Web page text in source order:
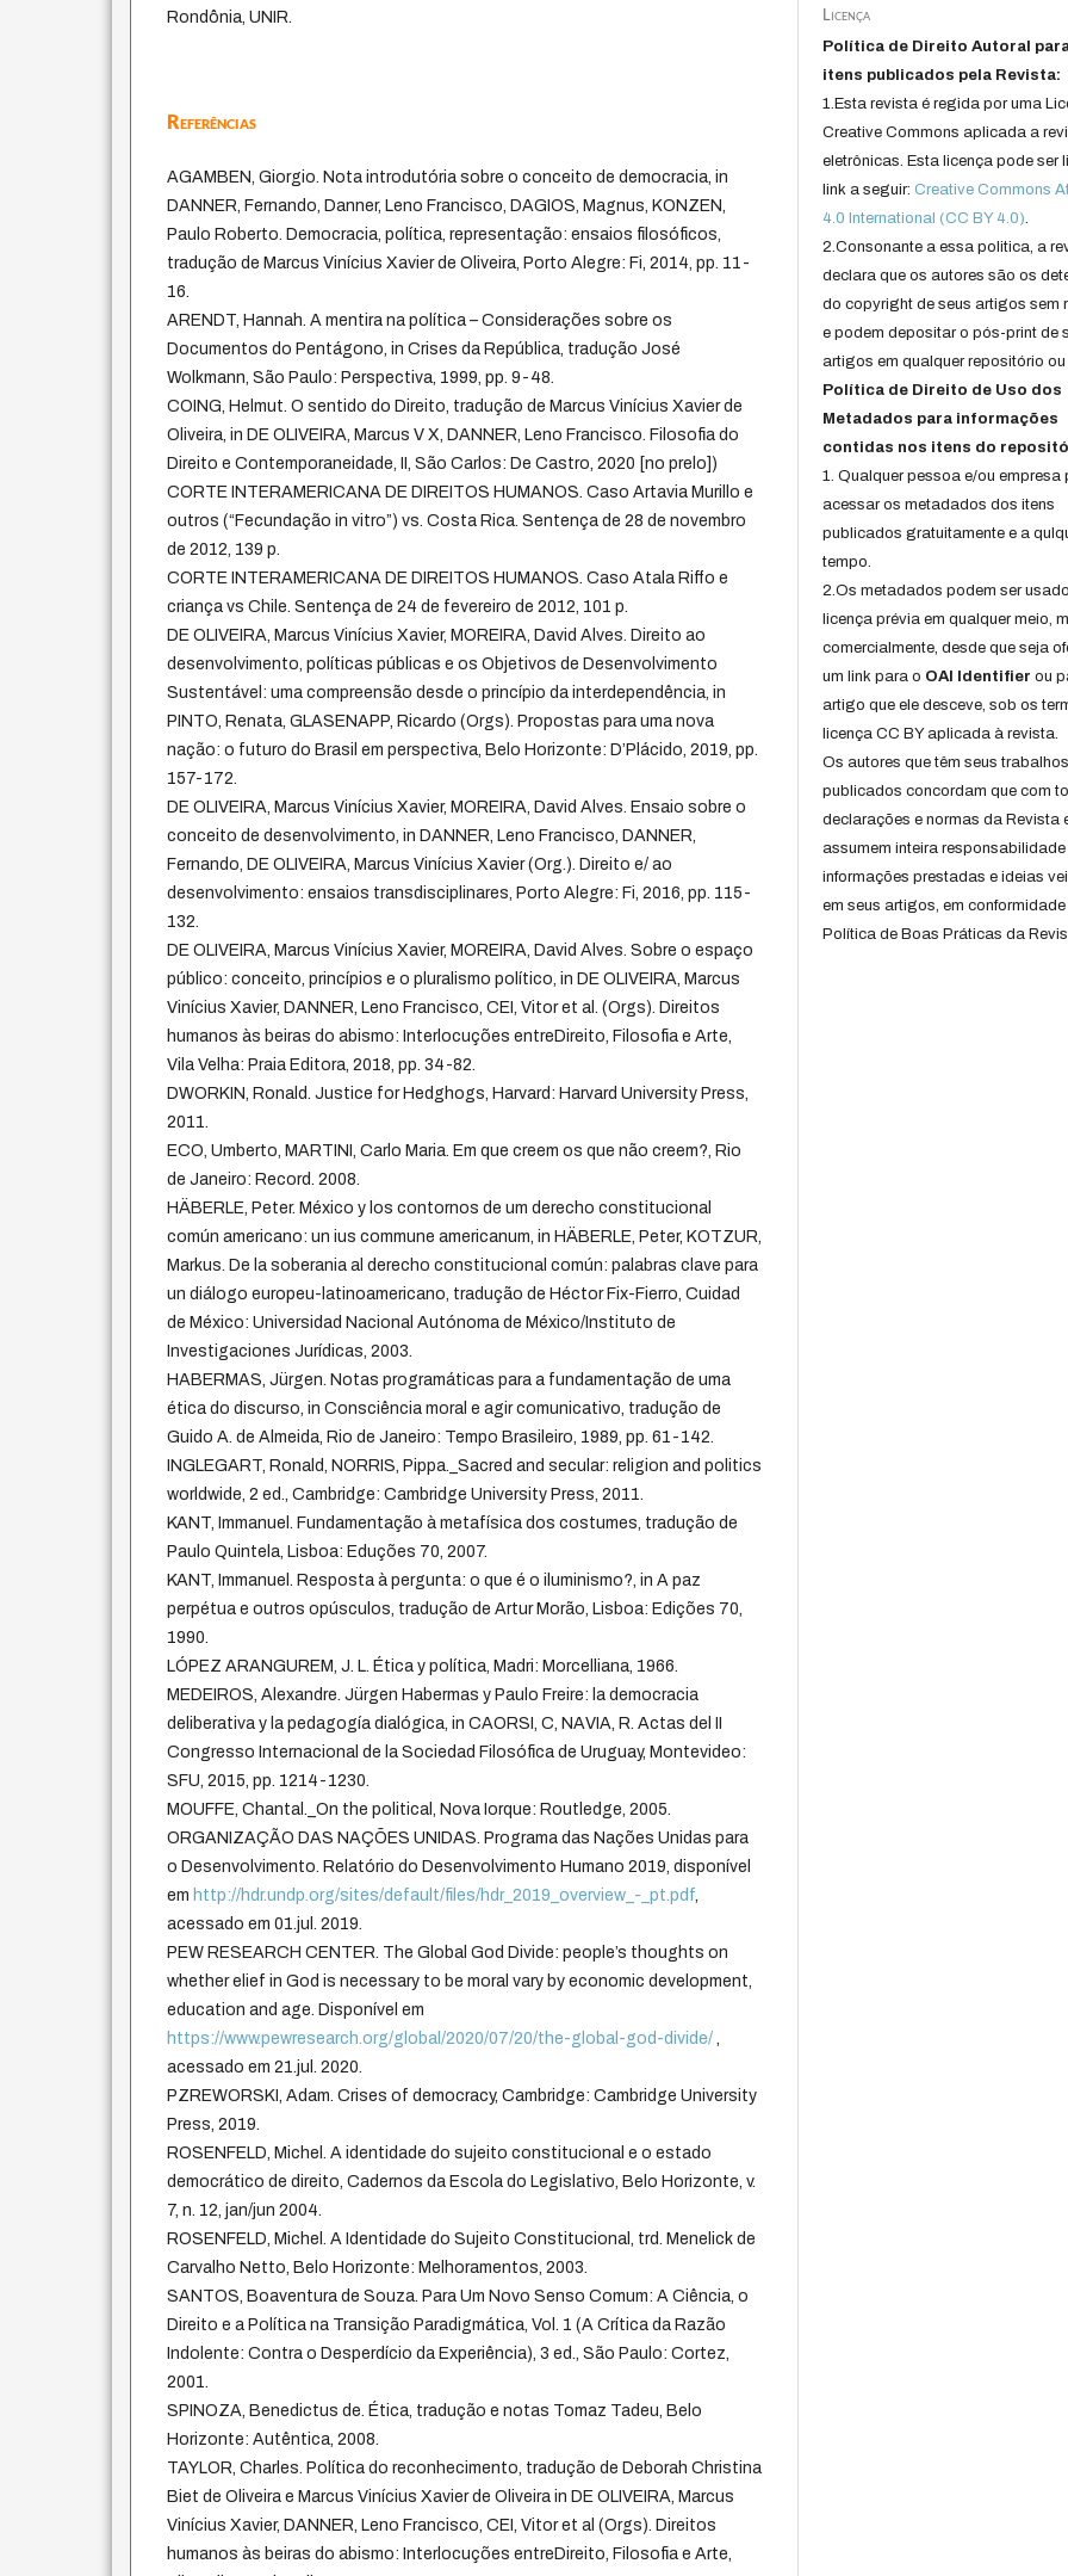
Rondônia, UNIR.
Referências
AGAMBEN, Giorgio. Nota introdutória sobre o conceito de democracia, in
DANNER, Fernando, Danner, Leno Francisco, DAGIOS, Magnus, KONZEN,
Paulo Roberto. Democracia, política, representação: ensaios filosóficos,
tradução de Marcus Vinícius Xavier de Oliveira, Porto Alegre: Fi, 2014, pp. 11-
16.
ARENDT, Hannah. A mentira na política – Considerações sobre os
Documentos do Pentágono, in Crises da República, tradução José
Wolkmann, São Paulo: Perspectiva, 1999, pp. 9-48.
COING, Helmut. O sentido do Direito, tradução de Marcus Vinícius Xavier de
Oliveira, in DE OLIVEIRA, Marcus V X, DANNER, Leno Francisco. Filosofia do
Direito e Contemporaneidade, II, São Carlos: De Castro, 2020 [no prelo])
CORTE INTERAMERICANA DE DIREITOS HUMANOS. Caso Artavia Murillo e
outros (“Fecundação in vitro”) vs. Costa Rica. Sentença de 28 de novembro
de 2012, 139 p.
CORTE INTERAMERICANA DE DIREITOS HUMANOS. Caso Atala Riffo e
criança vs Chile. Sentença de 24 de fevereiro de 2012, 101 p.
DE OLIVEIRA, Marcus Vinícius Xavier, MOREIRA, David Alves. Direito ao
desenvolvimento, políticas públicas e os Objetivos de Desenvolvimento
Sustentável: uma compreensão desde o princípio da interdependência, in
PINTO, Renata, GLASENAPP, Ricardo (Orgs). Propostas para uma nova
nação: o futuro do Brasil em perspectiva, Belo Horizonte: D’Plácido, 2019, pp.
157-172.
DE OLIVEIRA, Marcus Vinícius Xavier, MOREIRA, David Alves. Ensaio sobre o
conceito de desenvolvimento, in DANNER, Leno Francisco, DANNER,
Fernando, DE OLIVEIRA, Marcus Vinícius Xavier (Org.). Direito e/ ao
desenvolvimento: ensaios transdisciplinares, Porto Alegre: Fi, 2016, pp. 115-
132.
DE OLIVEIRA, Marcus Vinícius Xavier, MOREIRA, David Alves. Sobre o espaço
público: conceito, princípios e o pluralismo político, in DE OLIVEIRA, Marcus
Vinícius Xavier, DANNER, Leno Francisco, CEI, Vitor et al. (Orgs). Direitos
humanos às beiras do abismo: Interlocuções entreDireito, Filosofia e Arte,
Vila Velha: Praia Editora, 2018, pp. 34-82.
DWORKIN, Ronald. Justice for Hedghogs, Harvard: Harvard University Press,
2011.
ECO, Umberto, MARTINI, Carlo Maria. Em que creem os que não creem?, Rio
de Janeiro: Record. 2008.
HÄBERLE, Peter. México y los contornos de um derecho constitucional
común americano: un ius commune americanum, in HÄBERLE, Peter, KOTZUR,
Markus. De la soberania al derecho constitucional común: palabras clave para
un diálogo europeu-latinoamericano, tradução de Héctor Fix-Fierro, Cuidad
de México: Universidad Nacional Autónoma de México/Instituto de
Investigaciones Jurídicas, 2003.
HABERMAS, Jürgen. Notas programáticas para a fundamentação de uma
ética do discurso, in Consciência moral e agir comunicativo, tradução de
Guido A. de Almeida, Rio de Janeiro: Tempo Brasileiro, 1989, pp. 61-142.
INGLEGART, Ronald, NORRIS, Pippa._Sacred and secular: religion and politics
worldwide, 2 ed., Cambridge: Cambridge University Press, 2011.
KANT, Immanuel. Fundamentação à metafísica dos costumes, tradução de
Paulo Quintela, Lisboa: Eduções 70, 2007.
KANT, Immanuel. Resposta à pergunta: o que é o iluminismo?, in A paz
perpétua e outros opúsculos, tradução de Artur Morão, Lisboa: Edições 70,
1990.
LÓPEZ ARANGUREM, J. L. Ética y política, Madri: Morcelliana, 1966.
MEDEIROS, Alexandre. Jürgen Habermas y Paulo Freire: la democracia
deliberativa y la pedagogía dialógica, in CAORSI, C, NAVIA, R. Actas del II
Congresso Internacional de la Sociedad Filosófica de Uruguay, Montevideo:
SFU, 2015, pp. 1214-1230.
MOUFFE, Chantal._On the political, Nova Iorque: Routledge, 2005.
ORGANIZAÇÃO DAS NAÇÕES UNIDAS. Programa das Nações Unidas para
o Desenvolvimento. Relatório do Desenvolvimento Humano 2019, disponível
em http://hdr.undp.org/sites/default/files/hdr_2019_overview_-_pt.pdf
acessado em 01.jul. 2019.
PEW RESEARCH CENTER. The Global God Divide: people’s thoughts on
whether elief in God is necessary to be moral vary by economic development,
education and age. Disponível em
https://www.pewresearch.org/global/2020/07/20/the-global-god-divide/
acessado em 21.jul. 2020.
PZREWORSKI, Adam. Crises of democracy, Cambridge: Cambridge University
Press, 2019.
ROSENFELD, Michel. A identidade do sujeito constitucional e o estado
democrático de direito, Cadernos da Escola do Legislativo, Belo Horizonte, v.
7, n. 12, jan/jun 2004.
ROSENFELD, Michel. A Identidade do Sujeito Constitucional, trd. Menelick de
Carvalho Netto, Belo Horizonte: Melhoramentos, 2003.
SANTOS, Boaventura de Souza. Para Um Novo Senso Comum: A Ciência, o
Direito e a Política na Transição Paradigmática, Vol. 1 (A Crítica da Razão
Indolente: Contra o Desperdício da Experiência), 3 ed., São Paulo: Cortez,
2001.
SPINOZA, Benedictus de. Ética, tradução e notas Tomaz Tadeu, Belo
Horizonte: Autêntica, 2008.
TAYLOR, Charles. Política do reconhecimento, tradução de Deborah Christina
Biet de Oliveira e Marcus Vinícius Xavier de Oliveira in DE OLIVEIRA, Marcus
Vinícius Xavier, DANNER, Leno Francisco, CEI, Vitor et al (Orgs). Direitos
humanos às beiras do abismo: Interlocuções entreDireito, Filosofia e Arte,
Licença
Política de Direito Autoral
itens publicados pela Revista:
1.Esta revista é regida por uma
Creative Commons aplicada a
eletrônicas. Esta licença pode ser
link a seguir:Creative Commons
4.0 International (CC BY 4.0).
2.Consonante a essa politica, a
declara que os autores são os
do copyright de seus artigos sem
e podem depositar o pós-print de
artigos em qualquer repositório ou
Política de Direito de Uso dos
Metadados para informações
contidas nos itens do
1. Qualquer pessoa e/ou empresa
acessar os metadados dos itens
publicados gratuitamente e a
tempo.
2.Os metadados podem ser
licença prévia em qualquer meio,
comercialmente, desde que seja
um link para o OAI Identifier ou
artigo que ele desceve, sob os
licença CC BY aplicada à revista.
Os autores que têm seus trabalhos
publicados concordam que com
declarações e normas da Revista
assumem inteira responsabilidade
informações prestadas e ideias
em seus artigos, em
Política de Boas Práticas da